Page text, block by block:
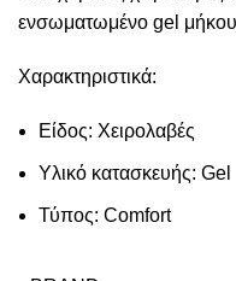
ενσωματωμένο gel
Χαρακτηριστικά:
Είδος: Χειρολαβές
Υλικό κατασκευής: Gel
Τύπος: Comfort